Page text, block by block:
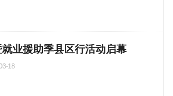
业援助季县区行活动启幕
18